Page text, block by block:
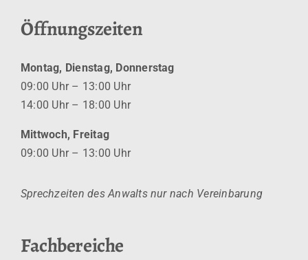
Öffnungszeiten
Montag, Dienstag, Donnerstag
09:00 Uhr – 13:00 Uhr
14:00 Uhr – 18:00 Uhr
Mittwoch, Freitag
09:00 Uhr – 13:00 Uhr
Sprechzeiten des Anwalts nur nach Vereinbarung
Fachbereiche